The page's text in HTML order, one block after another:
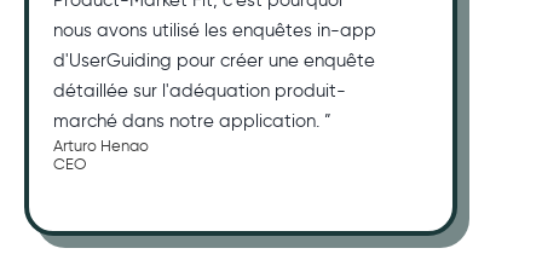
nous avons utilisé les enquêtes in-app
d'UserGuiding pour créer une enquête
détaillée sur l'adéquation produit-
marché dans notre application. ”
Arturo Henao
CEO